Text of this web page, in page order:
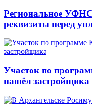
Региональное УФНС
реквизиты перед
Участок по
нашёл застройщика